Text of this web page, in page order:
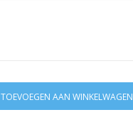
TOEVOEGEN AAN WINKELWAGEN